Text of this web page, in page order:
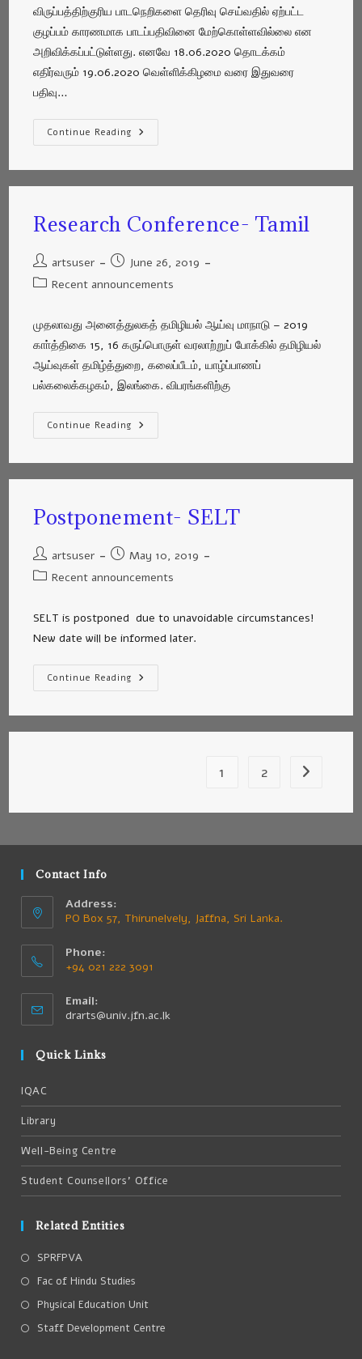
விருப்பத்திற்குரிய பாடநெறிகளை தெரிவு செய்வதில் ஏற்பட்ட
குழப்பம் காரணமாக பாடப்பதிவினை மேற்கொள்ளவில்லை என
அறிவிக்கப்பட்டுள்ளது. எனவே 18.06.2020 தொடக்கம்
எதிர்வரும் 19.06.2020 வெள்ளிக்கிழமை வரை இதுவரை
பதிவு…
Continue Reading
Research Conference- Tamil
artsuser
June 26, 2019
Recent announcements
முதலாவது அனைத்துலகத் தமிழியல் ஆய்வு மாநாடு – 2019
காா்த்திகை 15, 16 கருப்பொருள் வரலாற்றுப் போக்கில் தமிழியல்
ஆய்வுகள் தமிழ்த்துறை, கலைப்பீடம், யாழ்ப்பாணப்
பல்கலைக்கழகம், இலங்கை. விபரங்களிற்கு
Continue Reading
Postponement- SELT
artsuser
May 10, 2019
Recent announcements
SELT is postponed due to unavoidable circumstances!
New date will be informed later.
Continue Reading
1 2
Contact Info
Address:
PO Box 57, Thirunelvely, Jaffna, Sri Lanka.
Phone:
+94 021 222 3091
Email:
drarts@univ.jfn.ac.lk
Quick Links
IQAC
Library
Well-Being Centre
Student Counsellors’ Office
Related Entities
SPRFPVA
Fac of Hindu Studies
Physical Education Unit
Staff Development Centre